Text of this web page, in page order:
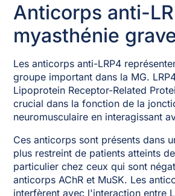
Anticorps anti-
myasthénie
Les anticorps anti-LRP4
groupe important dans la MG.
Lipoprotein Receptor-Related
crucial dans la fonction de la
neuromusculaire en interagissant
Ces anticorps sont présents dans
plus restreint de patients atteints
particulier chez ceux qui sont
anticorps AChR et MuSK. Les
interfèrent avec l'interaction entre